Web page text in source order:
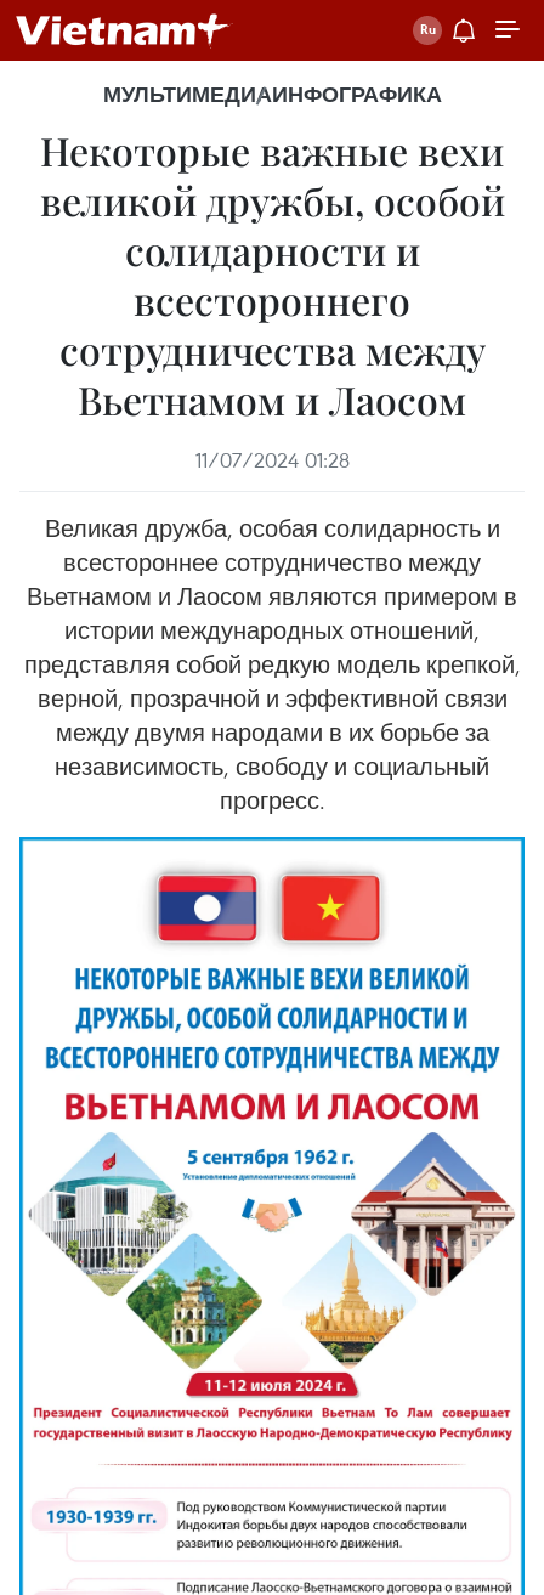
МУЛЬТИМЕДИАИНФОГРАФИКА
Некоторые важные вехи
великой дружбы, особой
солидарности и
всестороннего
сотрудничества между
Вьетнамом и Лаосом
11/07/2024 01:28
Великая дружба, особая солидарность и
всестороннее сотрудничество между
Вьетнамом и Лаосом являются примером в
истории международных отношений,
представляя собой редкую модель крепкой,
верной, прозрачной и эффективной связи
между двумя народами в их борьбе за
независимость, свободу и социальный
прогресс.